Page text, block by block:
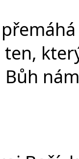
ten,